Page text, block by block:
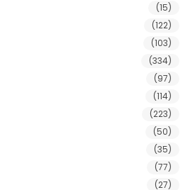
(15)
(122)
(103)
(334)
(97)
(114)
(223)
(50)
(35)
(77)
(27)